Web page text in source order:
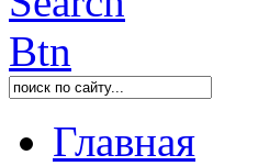
Главная